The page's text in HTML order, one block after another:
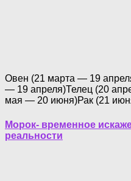
Овен (21 марта — 19
— 19 апреля)Телец (20
мая — 20 июня)Рак (21
Морок- временное
реальности